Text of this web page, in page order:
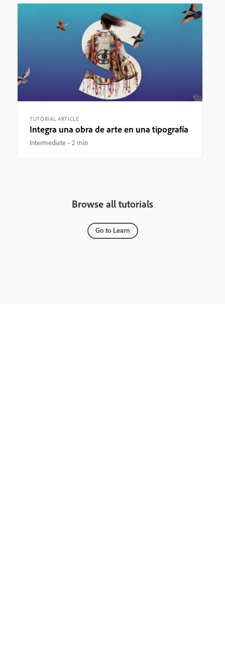
TUTORIAL ARTICLE
Integra una obra de arte en una tipografía
Intermediate 2 min
Browse all tutorials
Go to Learn